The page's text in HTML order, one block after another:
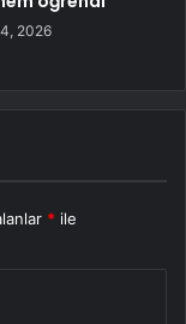
2026
* ile